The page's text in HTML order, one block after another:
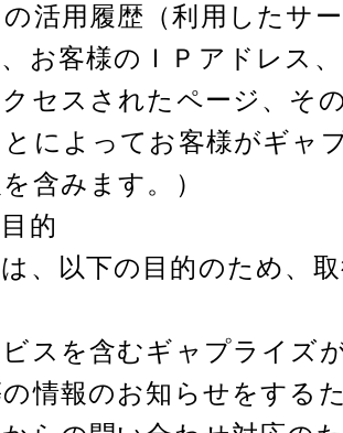
活用履歴（利用したサ
お客様のＩＰアドレス
セスされたページ、そ
とによってお客様がギャ
含みます。）
的
、以下の目的のため、
ビスを含むギャプライズ
の情報のお知らせをする